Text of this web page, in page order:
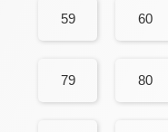
59 60
79 80